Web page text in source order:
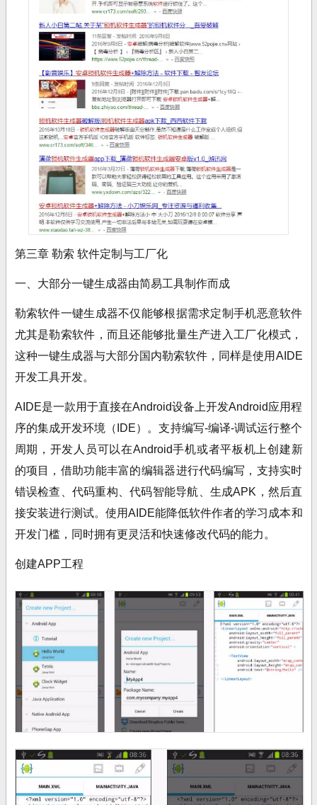
第三章 勒索 软件定制与工厂化
一、大部分一键生成器由简易工具制作而成
勒索软件一键生成器不仅能够根据需求定制手机恶意软件
尤其是勒索软件，而且还能够批量生产进入工厂化模式，
这种一键生成器与大部分国内勒索软件，同样是使用AIDE
开发工具开发。
AIDE是一款用于直接在Android设备上开发Android应用程
序的集成开发环境（IDE）。支持编写-编译-调试运行整个
周期，开发人员可以在Android手机或者平板机上创建新
的项目，借助功能丰富的编辑器进行代码编写，支持实时
错误检查、代码重构、代码智能导航、生成APK，然后直
接安装进行测试。使用AIDE能降低软件作者的学习成本和
开发门槛，同时拥有更灵活和快速修改代码的能力。
创建APP工程